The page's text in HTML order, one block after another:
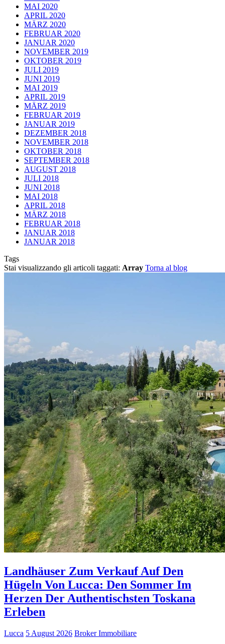
MAI 2020
APRIL 2020
MÄRZ 2020
FEBRUAR 2020
JANUAR 2020
NOVEMBER 2019
OKTOBER 2019
JULI 2019
JUNI 2019
MAI 2019
APRIL 2019
MÄRZ 2019
FEBRUAR 2019
JANUAR 2019
DEZEMBER 2018
NOVEMBER 2018
OKTOBER 2018
SEPTEMBER 2018
AUGUST 2018
JULI 2018
JUNI 2018
MAI 2018
APRIL 2018
MÄRZ 2018
FEBRUAR 2018
JANUAR 2018
JANUAR 2018
Tags
Stai visualizzando gli articoli taggati: Array Torna al blog
Landhäuser Zum Verkauf Auf Den
Hügeln Von Lucca: Den Sommer Im
Herzen Der Authentischsten Toskana
Erleben
Lucca 5 August 2026 Broker Immobiliare